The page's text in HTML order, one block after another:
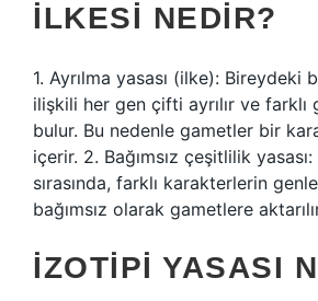
ILKESI NEDIR?
1. Ayrılma yasası (ilke): Bireydeki
ilişkili her gen çifti ayrılır ve farklı
bulur. Bu nedenle gametler bir
içerir. 2. Bağımsız çeşitlilik
sırasında, farklı karakterlerin
bağımsız olarak gametlere
İZOTIPI YASASI